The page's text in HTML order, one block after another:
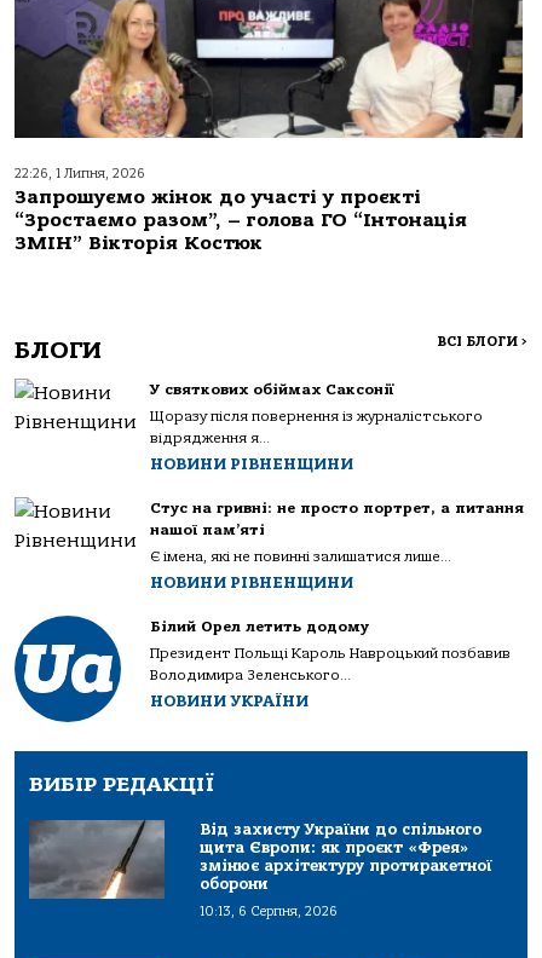
22:26, 1 Липня, 2026
Запрошуємо жінок до участі у проєкті
“Зростаємо разом”, – голова ГО “Інтонація
ЗМІН” Вікторія Костюк
БЛОГИ ВСІ БЛОГИ >
У святкових обіймах Саксонії
Щоразу після повернення із журналістського
відрядження я...
НОВИНИ РІВНЕНЩИНИ
Стус на гривні: не просто портрет, а питання
нашої пам’яті
Є імена, які не повинні залишатися лише...
НОВИНИ РІВНЕНЩИНИ
Білий Орел летить додому
Президент Польщі Кароль Навроцький позбавив
Володимира Зеленського...
НОВИНИ УКРАЇНИ
ВИБІР РЕДАКЦІЇ
Від захисту України до спільного
щита Європи: як проєкт «Фрея»
змінює архітектуру протиракетної
оборони
10:13, 6 Серпня, 2026